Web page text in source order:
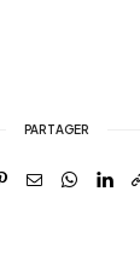
PARTAGER